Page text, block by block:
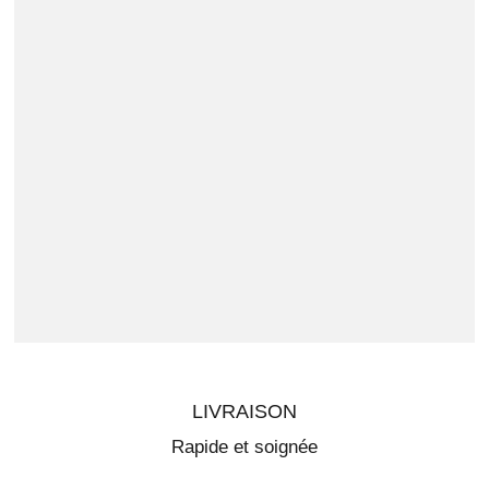
LIVRAISON
Rapide et soignée